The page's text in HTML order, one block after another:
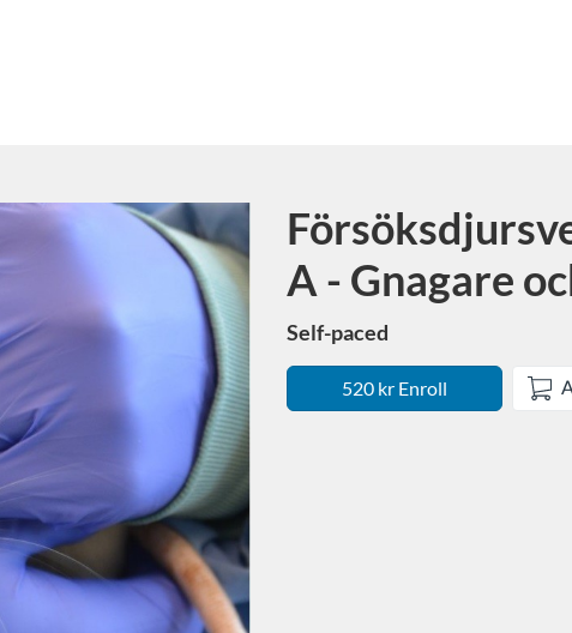
Course
A - Gnagare
Self-paced
520 kr Enroll